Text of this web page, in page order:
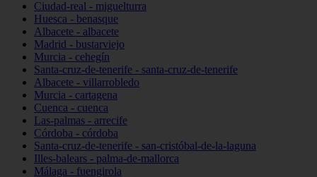
Ciudad-real - miguelturra
Huesca - benasque
Albacete - albacete
Madrid - bustarviejo
Murcia - cehegín
Santa-cruz-de-tenerife - santa-cruz-de-tenerife
Albacete - villarrobledo
Murcia - cartagena
Cuenca - cuenca
Las-palmas - arrecife
Córdoba - córdoba
Santa-cruz-de-tenerife - san-cristóbal-de-la-laguna
Illes-balears - palma-de-mallorca
Málaga - fuengirola